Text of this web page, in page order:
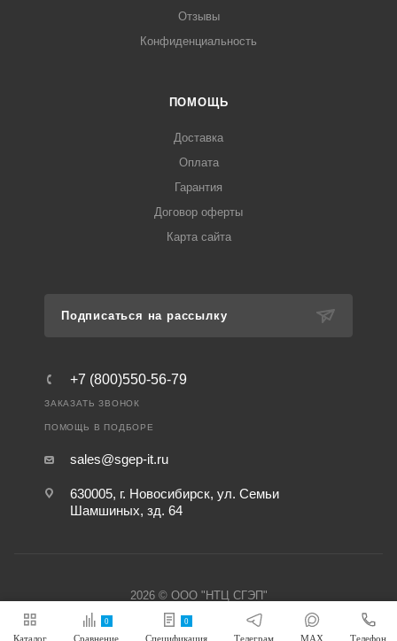
Отзывы
Конфиденциальность
ПОМОЩЬ
Доставка
Оплата
Гарантия
Договор оферты
Карта сайта
Подписаться на рассылку
+7 (800)550-56-79
ЗАКАЗАТЬ ЗВОНОК
ПОМОЩЬ В ПОДБОРЕ
sales@sgep-it.ru
630005, г. Новосибирск, ул. Семьи
Шамшиных, зд. 64
2026 © ООО "НТЦ СГЭП"
Каталог
0
Сравнение
0
Спецификация Телеграм MAX Телефон